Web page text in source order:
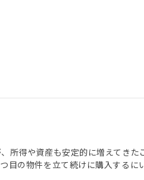
所得や資産も安定的に増えてきた
目の物件を立て続けに購入するに